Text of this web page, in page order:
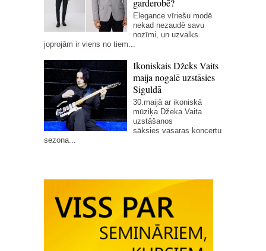
garderobē?
Elegance vīriešu modē
nekad nezaudē savu
nozīmi, un uzvalks
joprojām ir viens no tiem...
Ikoniskais Džeks Vaits
maija nogalē uzstāsies
Siguldā
30.maijā ar ikoniskā
mūziķa Džeka Vaita
uzstāšanos
sāksies vasaras koncertu
sezona...